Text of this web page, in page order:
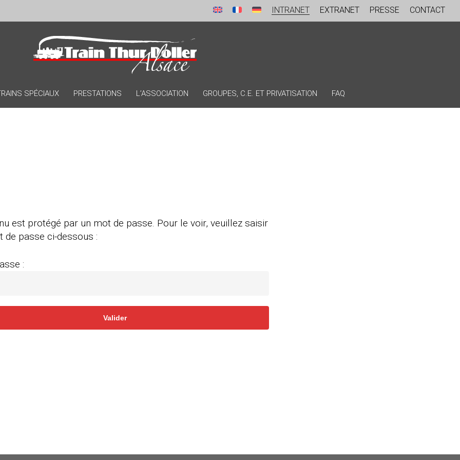
INTRANET EXTRANET PRESSE CONTACT
SPÉCIAUX PRESTATIONS L’ASSOCIATION GROUPES, C.E. ET PRIVATISATION FAQ
est protégé par un mot de passe. Pour le voir, veuillez saisir
de passe ci-dessous :
: